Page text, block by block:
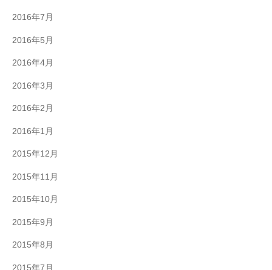
2016年7月
2016年5月
2016年4月
2016年3月
2016年2月
2016年1月
2015年12月
2015年11月
2015年10月
2015年9月
2015年8月
2015年7月